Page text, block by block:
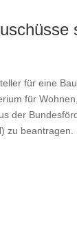
für eine
für
der
zu beantragen.